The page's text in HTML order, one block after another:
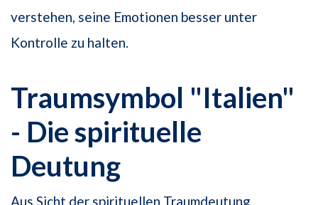
verstehen, seine Emotionen besser unter
Kontrolle zu halten.
Traumsymbol "Italien"
- Die spirituelle
Deutung
Aus Sicht der spirituellen Traumdeutung